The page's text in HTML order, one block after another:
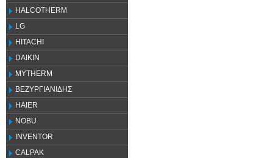
HALCOTHERM
LG
HITACHI
DAIKIN
MYTHERM
ΒΕΖΥΡΓΙΑΝΙΔΗΣ
HAIER
NOBU
INVENTOR
CALPAK